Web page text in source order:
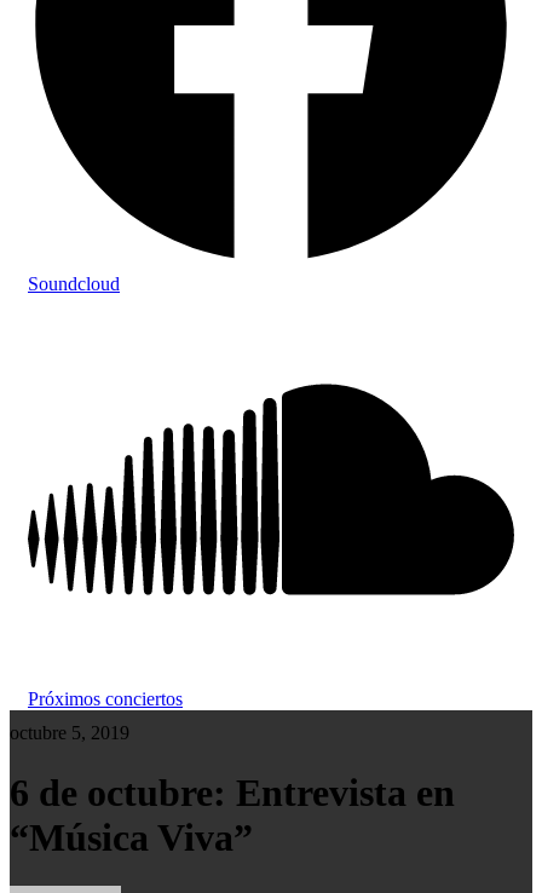
Soundcloud
Próximos conciertos
octubre 5, 2019
6 de octubre: Entrevista en
“Música Viva”